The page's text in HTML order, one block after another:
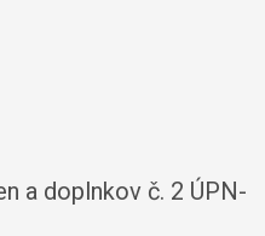
a doplnkov č. 2 ÚPN-